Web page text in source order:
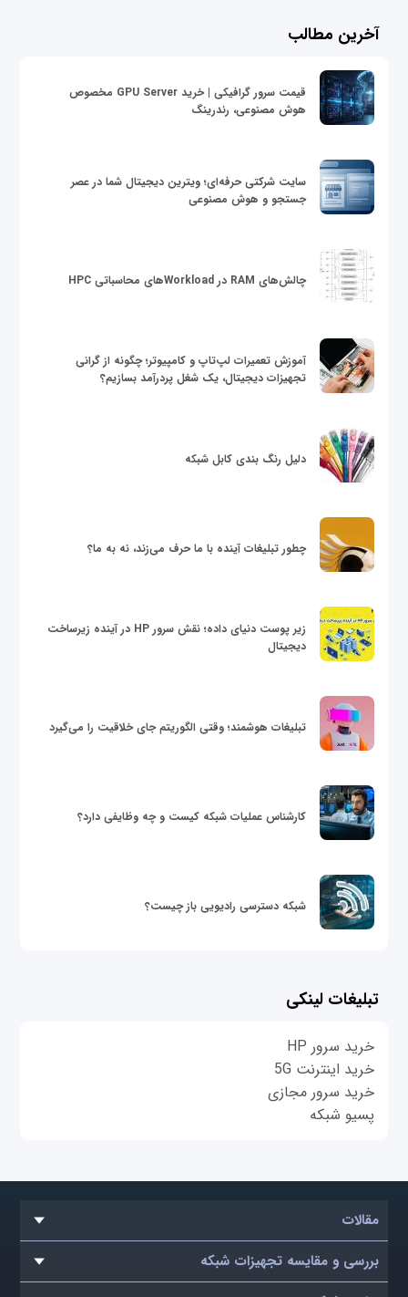
آخرین مطالب
قیمت سرور گرافیکی | خرید GPU Server مخصوص
هوش مصنوعی، رندرینگ
سایت شرکتی حرفه‌ای؛ ویترین دیجیتال شما در عصر
جستجو و هوش مصنوعی
چالش‌های RAM در Workloadهای محاسباتی HPC
آموزش تعمیرات لپ‌تاپ و کامپیوتر؛ چگونه از گرانی
تجهیزات دیجیتال، یک شغل پردرآمد بسازیم؟
دلیل رنگ بندی کابل شبکه
چطور تبلیغات آینده با ما حرف می‌زند، نه به ما؟
زیر پوست دنیای داده؛ نقش سرور HP در آینده زیرساخت
دیجیتال
تبلیغات هوشمند؛ وقتی الگوریتم جای خلاقیت را می‌گیرد
کارشناس عملیات شبکه کیست و چه وظایفی دارد؟
شبکه دسترسی رادیویی باز چیست؟
تبلیغات لینکی
خرید سرور HP
خرید اینترنت 5G
خرید سرور مجازی
پسیو شبکه
مقالات
بررسی و مقایسه تجهیزات شبکه